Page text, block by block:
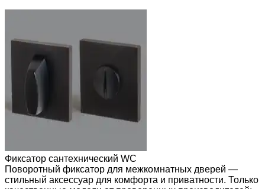
Фиксатор сантехнический WC
Поворотный фиксатор для межкомнатных дверей —
стильный аксессуар для комфорта и приватности. Только